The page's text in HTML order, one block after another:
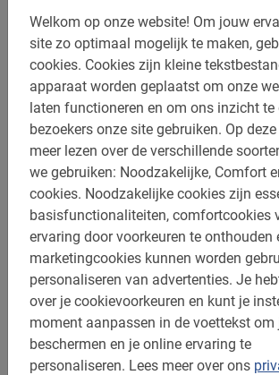
Welkom op onze website! Om jouw
site zo optimaal mogelijk te maken,
cookies. Cookies zijn kleine
apparaat worden geplaatst om onze
laten functioneren en om ons inzicht te
bezoekers onze site gebruiken. Op
meer lezen over de verschillende
we gebruiken: Noodzakelijke, Comfort
cookies. Noodzakelijke cookies zijn
basisfunctionaliteiten, comfortcookies
ervaring door voorkeuren te onthouden
marketingcookies kunnen worden
personaliseren van advertenties. Je
over je cookievoorkeuren en kunt je
moment aanpassen in de voettekst om
beschermen en je online ervaring te
personaliseren. Lees meer over ons
8,5 uur
Kyoto Fietstour
Tijdens dit onvergetelijk avontuur ontdek je
highlights van Kioto in één dag tijd.
4.9 (29)
¥ 27.000,-